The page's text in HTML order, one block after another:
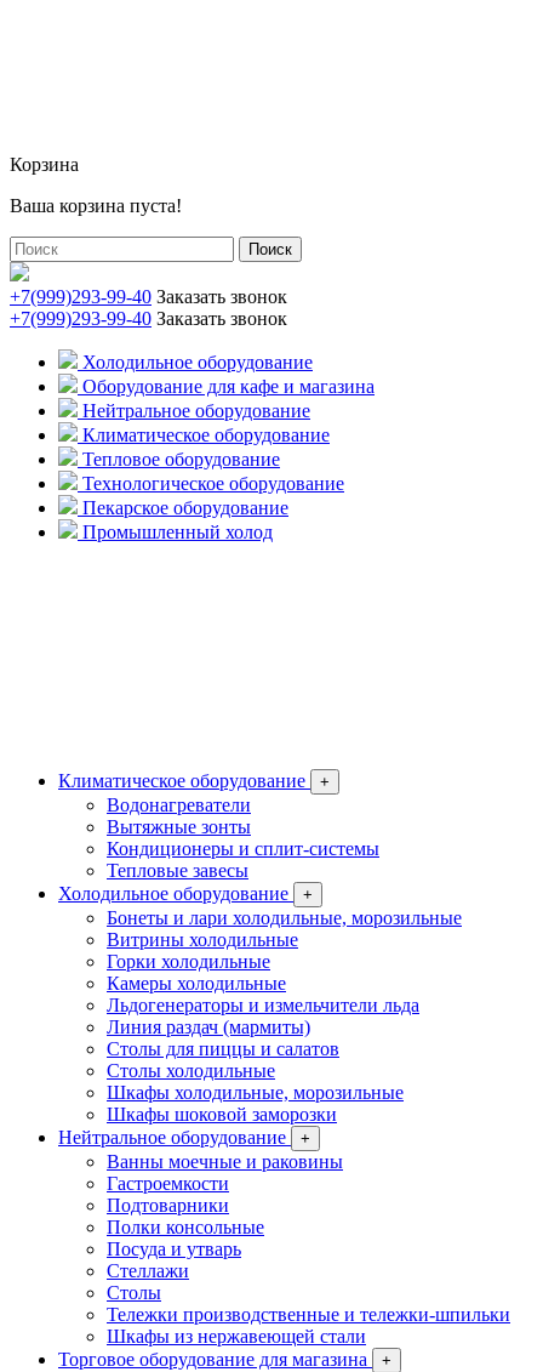
Корзина
Ваша корзина пуста!
Поиск
+7(999)293-99-40 Заказать звонок
+7(999)293-99-40 Заказать звонок
Холодильное оборудование
Оборудование для кафе и магазина
Нейтральное оборудование
Климатическое оборудование
Тепловое оборудование
Технологическое оборудование
Пекарское оборудование
Промышленный холод
Климатическое оборудование +
Водонагреватели
Вытяжные зонты
Кондиционеры и сплит-системы
Тепловые завесы
Холодильное оборудование
+
Бонеты и лари холодильные, морозильные
Витрины холодильные
Горки холодильные
Камеры холодильные
Льдогенераторы и измельчители льда
Линия раздач (мармиты)
Столы для пиццы и салатов
Столы холодильные
Шкафы холодильные, морозильные
Шкафы шоковой заморозки
Нейтральное оборудование
+
Ванны моечные и раковины
Гастроемкости
Подтоварники
Полки консольные
Посуда и утварь
Стеллажи
Столы
Тележки производственные и тележки-шпильки
Шкафы из нержавеющей стали
Торговое оборудование для магазина
+